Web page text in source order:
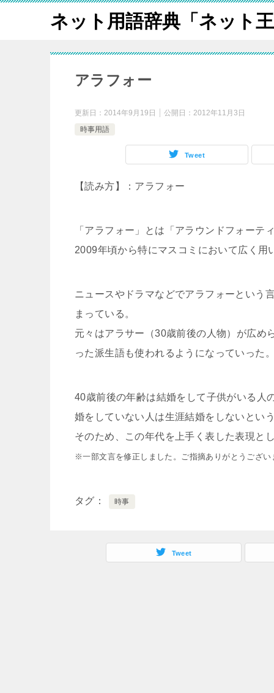
ネット用語辞典「ネット
アラフォー
更新日： 2014年9月19日 公開日： 2012年11月3日
時事用語
Tweet
【読み方】：アラフォー
「アラフォー」とは「アラウンドフォー
2009年頃から特にマスコミにおいて広く用
ニュースやドラマなどでアラフォーという
まっている。
元々はアラサー（30歳前後の人物）が広め
った派生語も使われるようになっていった
40歳前後の年齢は結婚をして子供がいる人
婚をしていない人は生涯結婚をしないとい
そのため、この年代を上手く表した表現と
※一部文言を修正しました。ご指摘ありがとうござい
タグ 時事
Tweet